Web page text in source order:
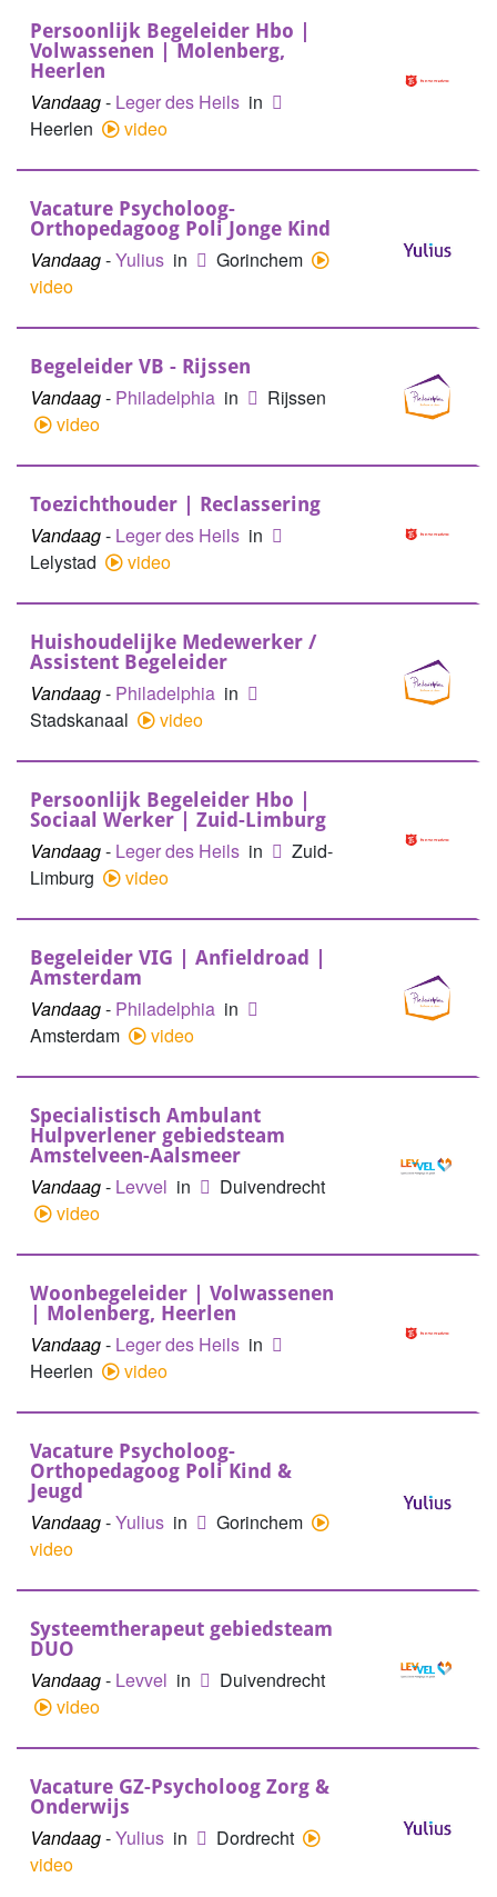
Persoonlijk Begeleider Hbo |
Volwassenen | Molenberg,
Heerlen
Vandaag- Leger des Heils in
Heerlen
video
Vacature Psycholoog-
Orthopedagoog Poli Jonge Kind
Vandaag-Yulius in
Gorinchem
video
Begeleider VB - Rijssen
Vandaag- Philadelphia in
Rijssen
video
Toezichthouder | Reclassering
Vandaag- Leger des Heils in
Lelystad
video
Huishoudelijke Medewerker /
Assistent Begeleider
Vandaag- Philadelphia in
Stadskanaal
video
Persoonlijk Begeleider Hbo |
Sociaal Werker | Zuid-Limburg
Vandaag- Leger des Heils in
Zuid-
Limburg
video
Begeleider VIG | Anfieldroad |
Amsterdam
Vandaag- Philadelphia in
Amsterdam
video
Specialistisch Ambulant
Hulpverlener gebiedsteam
Amstelveen-Aalsmeer
Vandaag- Levvel in
Duivendrecht
video
Woonbegeleider | Volwassenen
| Molenberg, Heerlen
Vandaag- Leger des Heils in
Heerlen
video
Vacature Psycholoog-
Orthopedagoog Poli Kind &
Jeugd
Vandaag-Yulius in
Gorinchem
video
Systeemtherapeut gebiedsteam
DUO
Vandaag- Levvel in
Duivendrecht
video
Vacature GZ-Psycholoog Zorg &
Onderwijs
Vandaag-Yulius in
Dordrecht
video